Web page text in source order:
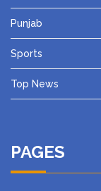
Punjab
Sports
Top News
PAGES